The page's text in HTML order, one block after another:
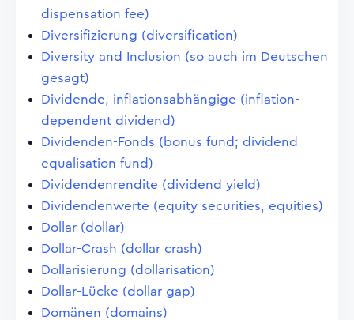
dispensation fee)
Diversifizierung (diversification)
Diversity and Inclusion (so auch im Deutschen
gesagt)
Dividende, inflationsabhängige (inflation-
dependent dividend)
Dividenden-Fonds (bonus fund; dividend
equalisation fund)
Dividendenrendite (dividend yield)
Dividendenwerte (equity securities, equities)
Dollar (dollar)
Dollar-Crash (dollar crash)
Dollarisierung (dollarisation)
Dollar-Lücke (dollar gap)
Domänen (domains)